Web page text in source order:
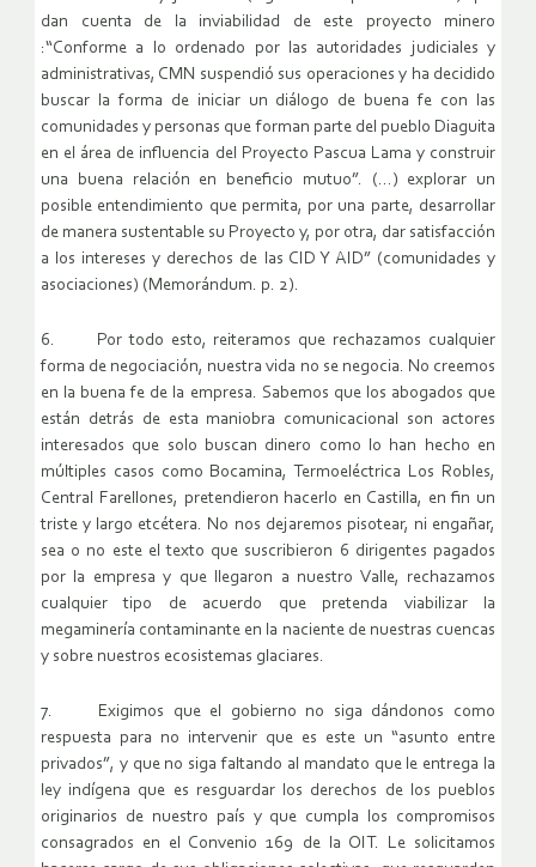
dan cuenta de la inviabilidad de este proyecto minero
:“Conforme a lo ordenado por las autoridades judiciales y
administrativas, CMN suspendió sus operaciones y ha decidido
buscar la forma de iniciar un diálogo de buena fe con las
comunidades y personas que forman parte del pueblo Diaguita
en el área de influencia del Proyecto Pascua Lama y construir
una buena relación en beneficio mutuo”. (…) explorar un
posible entendimiento que permita, por una parte, desarrollar
de manera sustentable su Proyecto y, por otra, dar satisfacción
a los intereses y derechos de las CID Y AID” (comunidades y
asociaciones) (Memorándum. p. 2).
6. Por todo esto, reiteramos que rechazamos cualquier
forma de negociación, nuestra vida no se negocia. No creemos
en la buena fe de la empresa. Sabemos que los abogados que
están detrás de esta maniobra comunicacional son actores
interesados que solo buscan dinero como lo han hecho en
múltiples casos como Bocamina, Termoeléctrica Los Robles,
Central Farellones, pretendieron hacerlo en Castilla, en fin un
triste y largo etcétera. No nos dejaremos pisotear, ni engañar,
sea o no este el texto que suscribieron 6 dirigentes pagados
por la empresa y que llegaron a nuestro Valle, rechazamos
cualquier tipo de acuerdo que pretenda viabilizar la
megaminería contaminante en la naciente de nuestras cuencas
y sobre nuestros ecosistemas glaciares.
7. Exigimos que el gobierno no siga dándonos como
respuesta para no intervenir que es este un “asunto entre
privados”, y que no siga faltando al mandato que le entrega la
ley indígena que es resguardar los derechos de los pueblos
originarios de nuestro país y que cumpla los compromisos
consagrados en el Convenio 169 de la OIT. Le solicitamos